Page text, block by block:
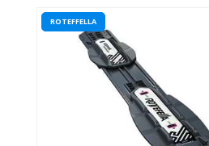
ROTEFFELLA